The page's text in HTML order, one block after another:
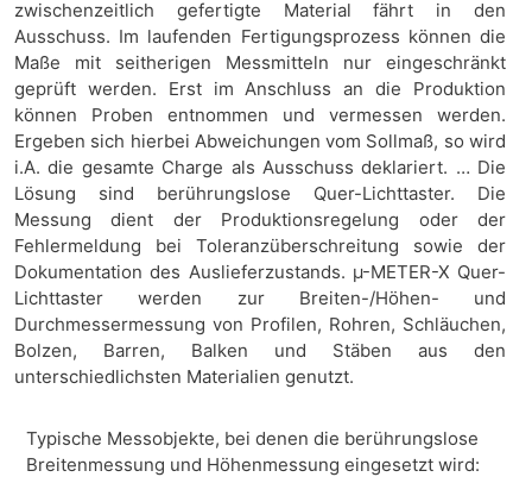
zwischenzeitlich gefertigte Material fährt in den
Ausschuss. Im laufenden Fertigungsprozess können die
Maße mit seitherigen Messmitteln nur eingeschränkt
geprüft werden. Erst im Anschluss an die Produktion
können Proben entnommen und vermessen werden.
Ergeben sich hierbei Abweichungen vom Sollmaß, so wird
i.A. die gesamte Charge als Ausschuss deklariert. … Die
Lösung sind berührungslose Quer-Lichttaster. Die
Messung dient der Produktionsregelung oder der
Fehlermeldung bei Toleranzüberschreitung sowie der
Dokumentation des Auslieferzustands. µ-METER-X Quer-
Lichttaster werden zur Breiten-/Höhen- und
Durchmessermessung von Profilen, Rohren, Schläuchen,
Bolzen, Barren, Balken und Stäben aus den
unterschiedlichsten Materialien genutzt.
Typische Messobjekte, bei denen die berührungslose
Breitenmessung und Höhenmessung eingesetzt wird: